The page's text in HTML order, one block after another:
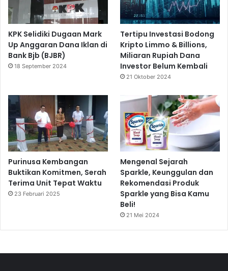
KPK Selidiki Dugaan Mark
Up Anggaran Dana Iklan di
Bank Bjb (BJBR)
18 September 2024
Tertipu Investasi Bodong
Kripto Limmo & Billions,
Miliaran Rupiah Dana
Investor Belum Kembali
21 Oktober 2024
Purinusa Kembangan
Buktikan Komitmen, Serah
Terima Unit Tepat Waktu
23 Februari 2025
Mengenal Sejarah
Sparkle, Keunggulan dan
Rekomendasi Produk
Sparkle yang Bisa Kamu
Beli!
21 Mei 2024